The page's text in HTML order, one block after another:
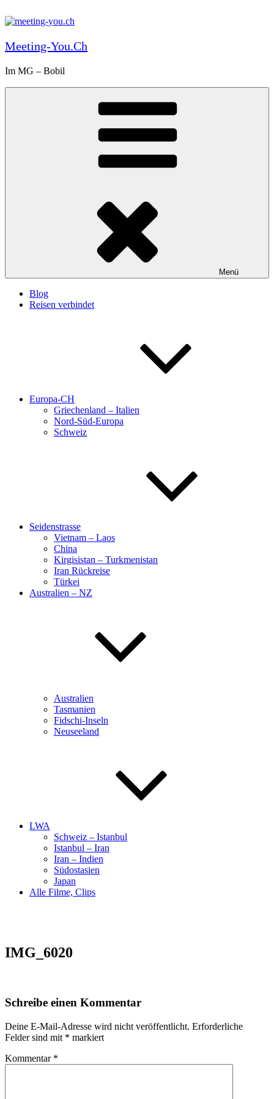
Inhalt
Meeting-You.ch
Im MG – Bobil
Menü
Blog
Reisen verbindet
Europa-CH
Griechenland – Italien
Nord-Süd-Europa
Schweiz
Seidenstrasse
Vietnam – Laos
China
Kirgisistan – Turkmenistan
Iran Rückreise
Türkei
Australien – NZ
Australien
Tasmanien
Fidschi-Inseln
Neuseeland
LWA
Schweiz – Istanbul
Istanbul – Iran
Iran – Indien
Südostasien
Japan
Alle Filme, Clips
IMG_6020
Schreibe einen Kommentar
Deine E-Mail-Adresse wird nicht veröffentlicht. Erforderliche
Felder sind mit * markiert
Kommentar *